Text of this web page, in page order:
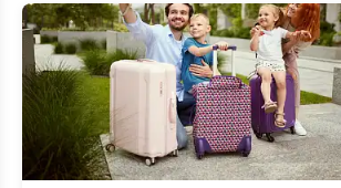
Топ-8
семейных
гостевых
домов
Анапы
—
рейтинг
и
цены
KOD_GOD